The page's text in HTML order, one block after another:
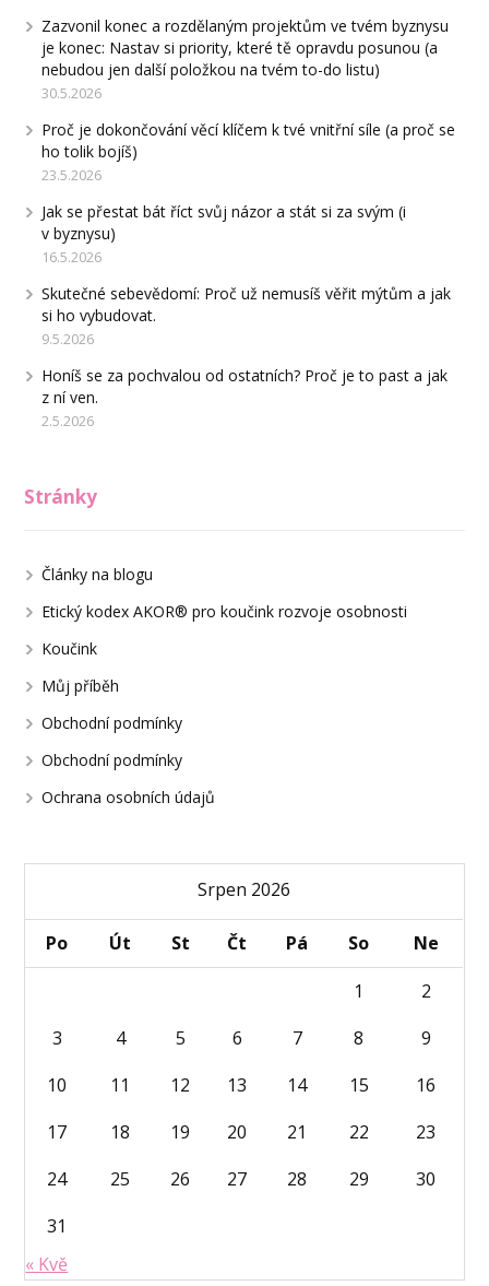
Zazvonil konec a rozdělaným projektům ve tvém byznysu
je konec: Nastav si priority, které tě opravdu posunou (a
nebudou jen další položkou na tvém to-do listu)
30.5.2026
Proč je dokončování věcí klíčem k tvé vnitřní síle (a proč se
ho tolik bojíš)
23.5.2026
Jak se přestat bát říct svůj názor a stát si za svým (i
v byznysu)
16.5.2026
Skutečné sebevědomí: Proč už nemusíš věřit mýtům a jak
si ho vybudovat.
9.5.2026
Honíš se za pochvalou od ostatních? Proč je to past a jak
z ní ven.
2.5.2026
Stránky
Články na blogu
Etický kodex AKOR® pro koučink rozvoje osobnosti
Koučink
Můj příběh
Obchodní podmínky
Obchodní podmínky
Ochrana osobních údajů
Srpen 2026
Po Út St Čt Pá So
Ne
1
2
3
4 5 6 7 8
9
10
11 12 13 14 15
16
17
18 19 20 21 22
23
24
25 26 27 28 29
30
31
« Kvě